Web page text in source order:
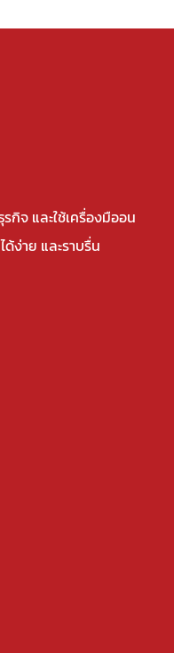
จ และใช้เครื่องมืออน
ง่าย และราบรื่น